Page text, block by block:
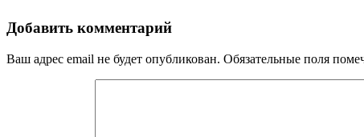
Добавить комментарий
Ваш адрес email не будет опубликован. Обязательные поля